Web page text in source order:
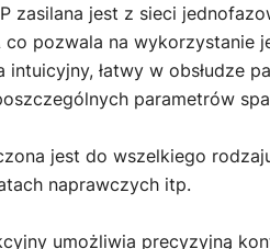
zasilana jest z sieci
pozwala na wykorzystanie
intuicyjny, łatwy w obsłudze
parametrów
jest do wszelkiego
naprawczych itp.
umożliwia precyzyjną